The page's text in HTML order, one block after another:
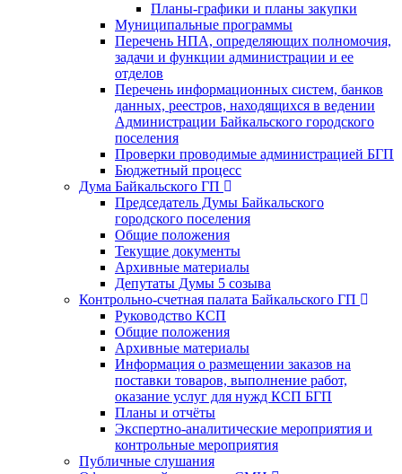
Планы-графики и планы закупки
Муниципальные программы
Перечень НПА, определяющих полномочия,
задачи и функции администрации и ее
отделов
Перечень информационных систем, банков
данных, реестров, находящихся в ведении
Администрации Байкальского городского
поселения
Проверки проводимые администрацией БГП
Бюджетный процесс
Дума Байкальского ГП
Председатель Думы Байкальского
городского поселения
Общие положения
Текущие документы
Архивные материалы
Депутаты Думы 5 созыва
Контрольно-счетная палата Байкальского ГП
Руководство КСП
Общие положения
Архивные материалы
Информация о размещении заказов на
поставки товаров, выполнение работ,
оказание услуг для нужд КСП БГП
Планы и отчёты
Экспертно-аналитические мероприятия и
контрольные мероприятия
Публичные слушания